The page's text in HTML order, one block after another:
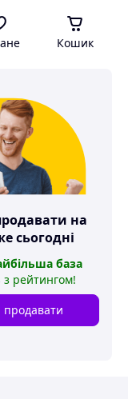
Кошик
на
сьогодні
база
з рейтингом!
продавати